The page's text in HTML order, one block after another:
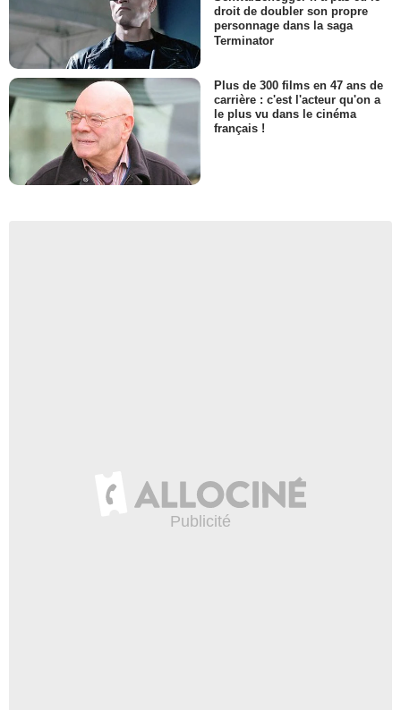
droit de doubler son propre
personnage dans la saga
Terminator
Plus de 300 films en 47 ans de
carrière : c'est l'acteur qu'on a
le plus vu dans le cinéma
français !